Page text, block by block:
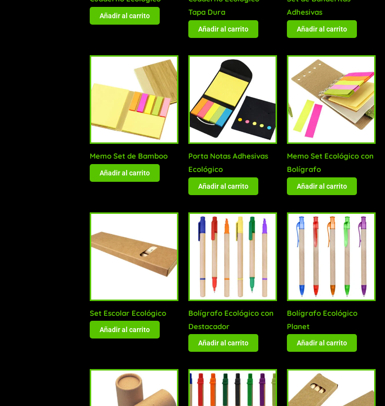
Añadir al carrito
Tapa Dura
Añadir al carrito
Adhesivas
Añadir al carrito
Memo Set de Bamboo
Añadir al carrito
Porta Notas Adhesivas
Ecológico
Añadir al carrito
Memo Set Ecológico con
Bolígrafo
Añadir al carrito
Set Escolar Ecológico
Añadir al carrito
Bolígrafo Ecológico con
Destacador
Añadir al carrito
Bolígrafo Ecológico
Planet
Añadir al carrito